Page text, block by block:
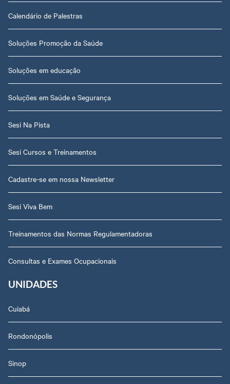
Calendário de Palestras
Soluções Promoção da Saúde
Soluções em educação
Soluções em Saúde e Segurança
Sesi Na Pista
Sesi Cursos e Treinamentos
Cadastre-se em nossa Newsletter
Sesi Viva Bem
Treinamentos das Normas Regulamentadoras
Consultas e Exames Ocupacionais
UNIDADES
Cuiabá
Rondonópolis
Sinop